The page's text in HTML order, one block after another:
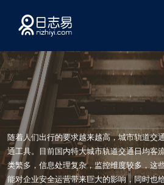
随着人们出行的要求越来越高，城市轨道交
通工具。目前国内特大城市轨道交通日均客
类繁多，信息处理复杂，监控维度较多，这
能对企业安全运营带来巨大的影响，同时也